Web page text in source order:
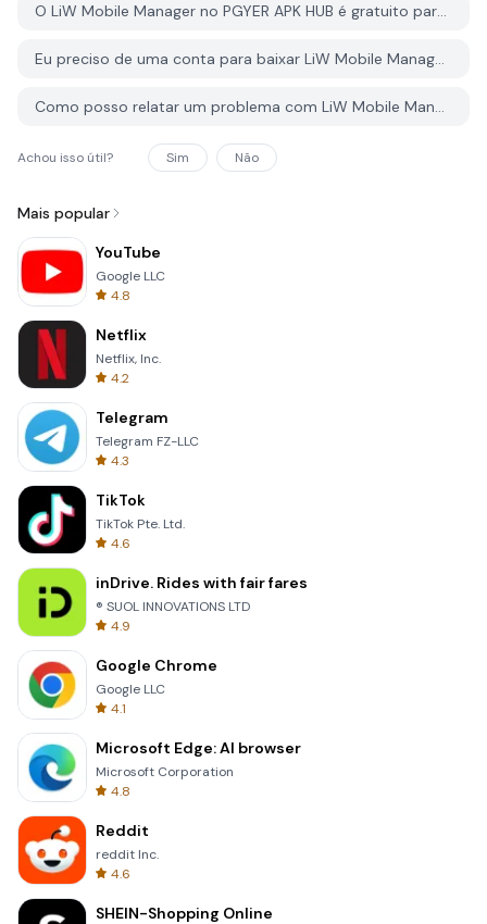
O LiW Mobile Manager no PGYER APK HUB é gratuito para baixar?
Eu preciso de uma conta para baixar LiW Mobile Manager do PGYER APK HUB?
Como posso relatar um problema com LiW Mobile Manager no PGYER APK HUB?
Achou isso útil? Sim Não
Mais popular
YouTube
Google LLC
4.8
Netflix
Netflix, Inc.
4.2
Telegram
Telegram FZ-LLC
4.3
TikTok
TikTok Pte. Ltd.
4.6
inDrive. Rides with fair fares
® SUOL INNOVATIONS LTD
4.9
Google Chrome
Google LLC
4.1
Microsoft Edge: AI browser
Microsoft Corporation
4.8
Reddit
reddit Inc.
4.6
SHEIN-Shopping Online